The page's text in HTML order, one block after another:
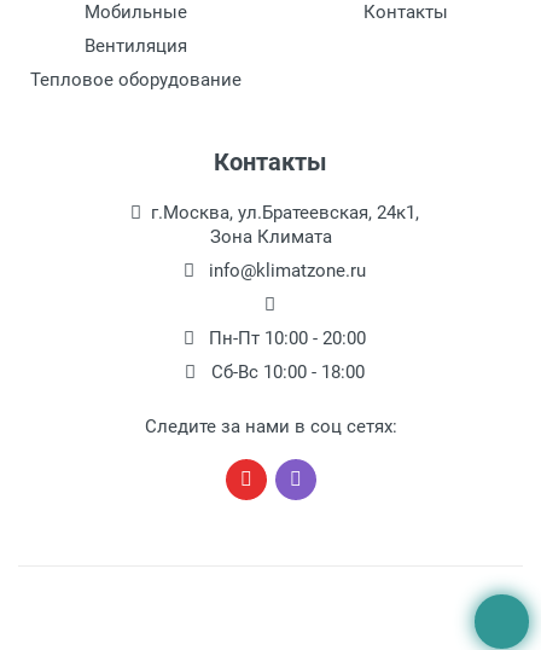
Мобильные
Вентиляция
Тепловое оборудование
Контакты
Контакты
г.Москва, ул.Братеевская, 24к1,
Зона Климата
info@klimatzone.ru
Пн-Пт 10:00 - 20:00
Сб-Вс 10:00 - 18:00
Следите за нами в соц сетях: